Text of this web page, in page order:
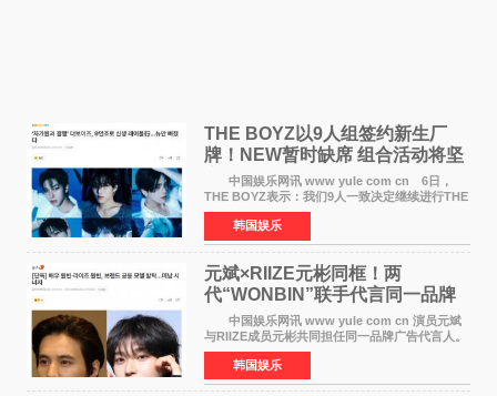
THE BOYZ以9人组签约新生厂
牌！NEW暂时缺席 组合活动将坚
定不移继续
中国娱乐网讯 www yule com cn 6日，
THE BOYZ表示：我们9人一致决定继续进行THE
BOYZ组合活动，并且已经完成了组合团体活动
签约。目前正在新生厂牌下进行活动准备。尚未
离开THE BOYZ原所
韩国娱乐
元斌×RIIZE元彬同框！两
代“WONBIN”联手代言同一品牌
颜值天花板合体
中国娱乐网讯 www yule com cn 演员元斌
与RIIZE成员元彬共同担任同一品牌广告代言人。
6日据独家报道，继演员元斌之后，RIIZE元彬最
近也被选为某在线中介平台A公司的共同广告代言
人，两人将作
韩国娱乐